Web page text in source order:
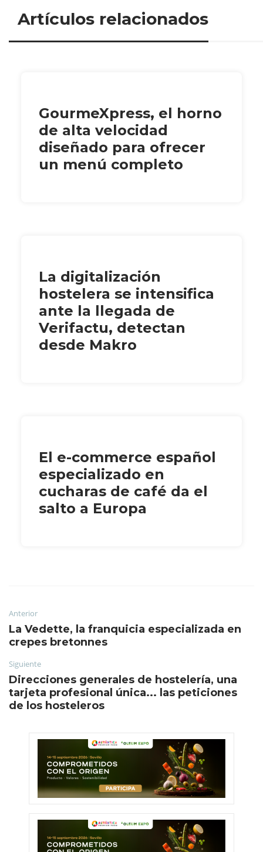
Artículos relacionados
GourmeXpress, el horno
de alta velocidad
diseñado para ofrecer
un menú completo
La digitalización
hostelera se intensifica
ante la llegada de
Verifactu, detectan
desde Makro
El e-commerce español
especializado en
cucharas de café da el
salto a Europa
Anterior
La Vedette, la franquicia especializada en
crepes bretonnes
Siguiente
Direcciones generales de hostelería, una
tarjeta profesional única... las peticiones
de los hosteleros